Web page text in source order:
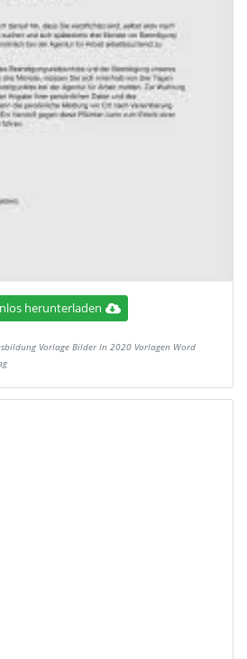
herunterladen
Vorlage Bilder In 2020 Vorlagen Word